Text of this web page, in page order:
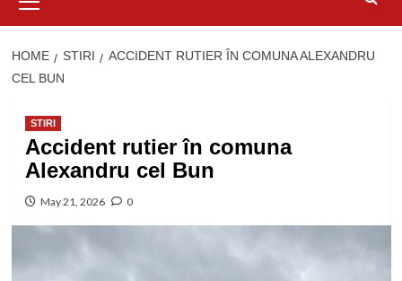
Menu
HOME STIRI
ACCIDENT RUTIER ÎN COMUNA ALEXANDRU
CEL BUN
STIRI
Accident rutier în comuna
Alexandru cel Bun
May 21, 2026 0